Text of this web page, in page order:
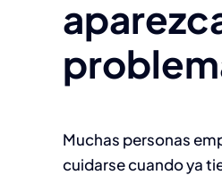
Muchas personas
cuidarse cuando ya